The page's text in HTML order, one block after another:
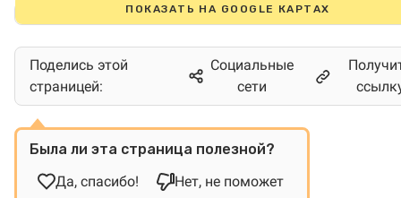
ПОКАЗАТЬ НА GOOGLE КАРТАХ
Поделись этой
страницей:
Социальные
сети
Была ли эта страница полезной?
Да, спасибо!
Нет, не поможет